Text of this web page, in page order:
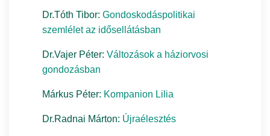
Dr.Tóth Tibor: Gondoskodáspolitikai
szemlélet az idősellátásban
Dr.Vajer Péter: Változások a háziorvosi
gondozásban
Márkus Péter: Kompanion Lilia
Dr.Radnai Márton: Újraélesztés